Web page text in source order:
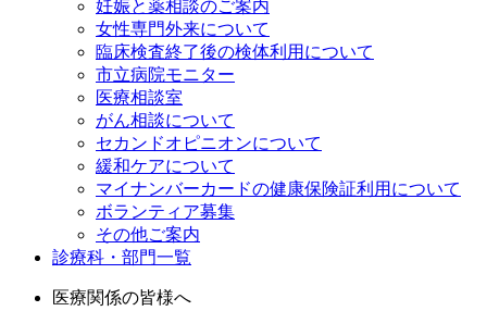
妊娠と薬相談のご案内
女性専門外来について
臨床検査終了後の検体利用について
市立病院モニター
医療相談室
がん相談について
セカンドオピニオンについて
緩和ケアについて
マイナンバーカードの健康保険証利用について
ボランティア募集
その他ご案内
診療科・部門一覧
医療関係の皆様へ